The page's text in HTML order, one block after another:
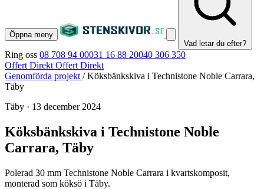
Öppna meny
Vad letar du efter?
Ring oss 08 708 94 00031 16 88 20040 306 350
Offert Direkt Offert Direkt
Genomförda projekt / Köksbänkskiva i Technistone Noble Carrara,
Täby
Täby · 13 december 2024
Köksbänkskiva i Technistone Noble
Carrara, Täby
Polerad 30 mm Technistone Noble Carrara i kvartskomposit,
monterad som köksö i Täby.